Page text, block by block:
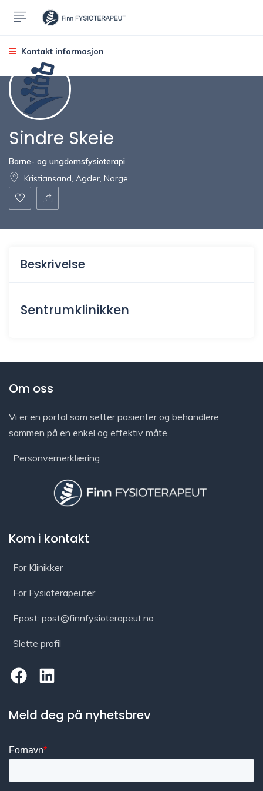
Kontakt informasjon
Sindre Skeie
Barne- og ungdomsfysioterapi
Kristiansand, Agder, Norge
Beskrivelse
Sentrumklinikken
Om oss
Vi er en portal som setter pasienter og behandlere
sammen på en enkel og effektiv måte.
Personvernerklæring
Kom i kontakt
For Klinikker
For Fysioterapeuter
Epost: post@finnfysioterapeut.no
Slette profil
Meld deg på nyhetsbrev